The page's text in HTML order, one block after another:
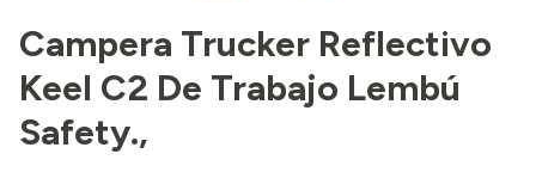
Campera Trucker Reflectivo
Keel C2 De Trabajo Lembú
Safety.,